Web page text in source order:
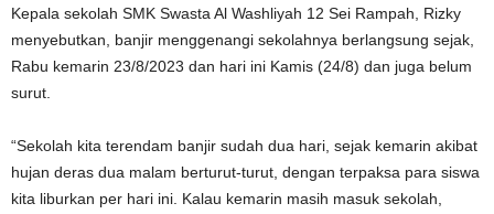
Kepala sekolah SMK Swasta Al Washliyah 12 Sei Rampah, Rizky
menyebutkan, banjir menggenangi sekolahnya berlangsung sejak,
Rabu kemarin 23/8/2023 dan hari ini Kamis (24/8) dan juga belum
surut.
“Sekolah kita terendam banjir sudah dua hari, sejak kemarin akibat
hujan deras dua malam berturut-turut, dengan terpaksa para siswa
kita liburkan per hari ini. Kalau kemarin masih masuk sekolah,